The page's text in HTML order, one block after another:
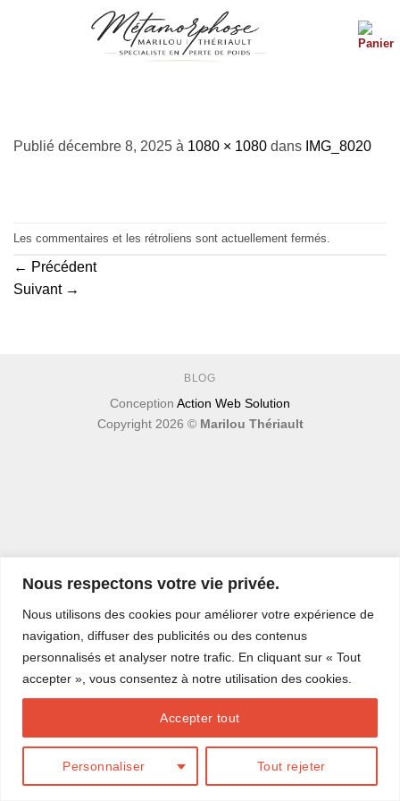
Nous respectons votre vie privée.
Nous utilisons des cookies pour améliorer votre expérience de
navigation, diffuser des publicités ou des contenus
personnalisés et analyser notre trafic. En cliquant sur « Tout
accepter », vous consentez à notre utilisation des cookies.
Personnaliser Tout rejeter
Accepter tout
Publié décembre 8, 2025 à 1080 × 1080 dans IMG_8020
Les commentaires et les rétroliens sont actuellement fermés.
← Précédent
Suivant →
BLOG
Conception Action Web Solution
Copyright 2026 © Marilou Thériault